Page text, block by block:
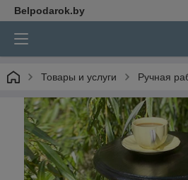
Belpodarok.by
Товары и услуги Ручная